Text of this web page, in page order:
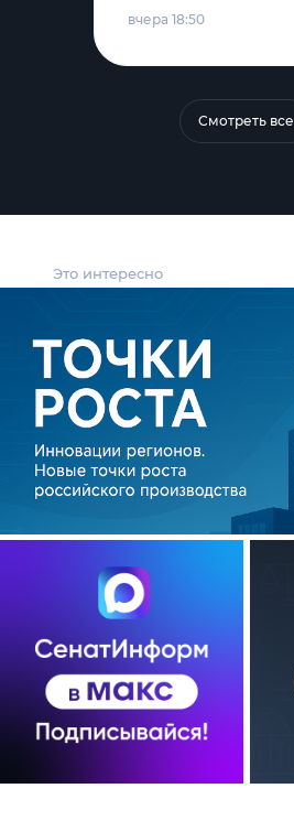
Это интересно
вчера 18:50
Смотреть все